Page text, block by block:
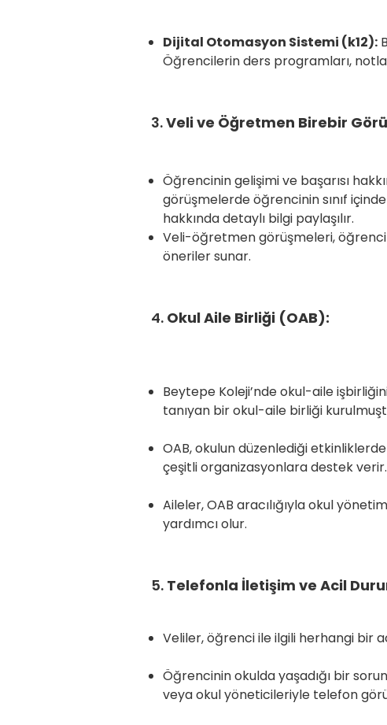
Dijital Otomasyon Sistemi (k12):
Öğrencilerin ders programları,
3.Veli ve Öğretmen Birebir
Öğrencinin gelişimi ve başarısı
görüşmelerde öğrencinin sınıf
hakkında detaylı
Veli-öğretmen görüşmeleri,
öneriler sunar.
4. Okul Aile Birliği (OAB):
Beytepe Koleji’nde okul-aile
tanıyan bir
OAB, okulun düzenlediği
çeşitli
Aileler, OAB aracılığıyla okul
yardımcı olur.
5. Telefonla İletişim ve Acil
Veliler, öğrenci ile ilgili herhangi bir
Öğrencinin okulda yaşadığı bir
veya okul yöneticileriyle telefon